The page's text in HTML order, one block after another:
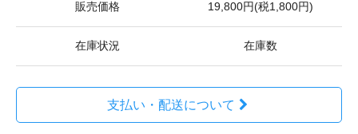
販売価格 19,800円(税1,800円)
在庫状況 在庫数
支払い・配送について